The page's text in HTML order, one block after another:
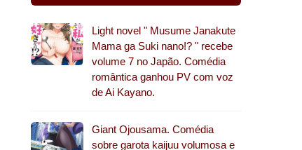
Light novel " Musume Janakute
Mama ga Suki nano!? " recebe
volume 7 no Japão. Comédia
romântica ganhou PV com voz
de Ai Kayano.
Giant Ojousama. Comédia
sobre garota kaijuu volumosa e